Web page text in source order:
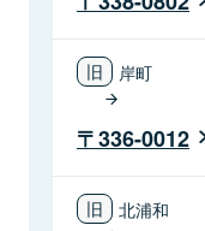
岸町
336-0012
北浦和